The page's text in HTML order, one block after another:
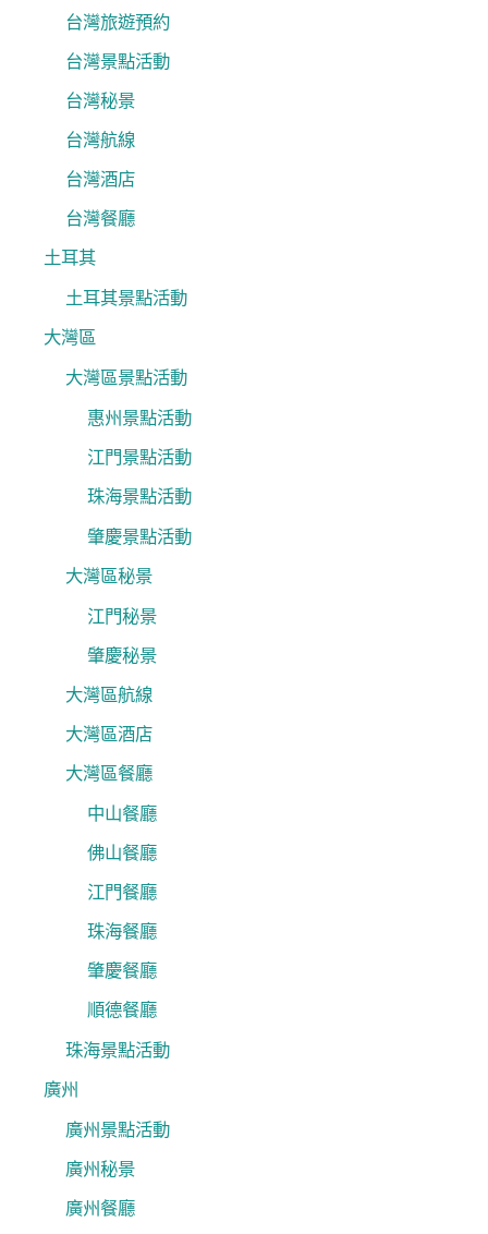
台灣旅遊預約
台灣景點活動
台灣秘景
台灣航線
台灣酒店
台灣餐廳
土耳其
土耳其景點活動
大灣區
大灣區景點活動
惠州景點活動
江門景點活動
珠海景點活動
肇慶景點活動
大灣區秘景
江門秘景
肇慶秘景
大灣區航線
大灣區酒店
大灣區餐廳
中山餐廳
佛山餐廳
江門餐廳
珠海餐廳
肇慶餐廳
順德餐廳
珠海景點活動
廣州
廣州景點活動
廣州秘景
廣州餐廳